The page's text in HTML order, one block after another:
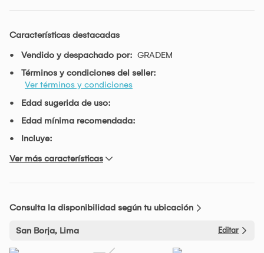
Características destacadas
Vendido y despachado por: GRADEM
Términos y condiciones del seller:
Ver términos y condiciones
Edad sugerida de uso:
Edad mínima recomendada:
Incluye:
Ver más características
Consulta la disponibilidad según tu ubicación
San Borja, Lima Editar